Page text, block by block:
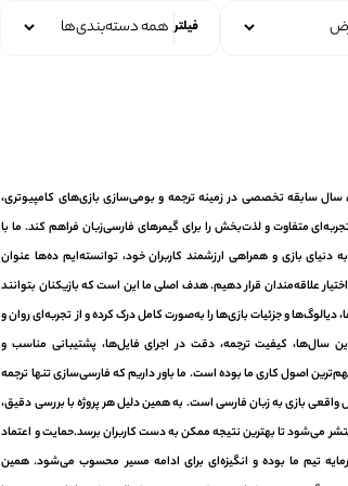
فیلتر
تیم فارسی‌ساز با بیش از ۵ سال سابقه تخصصی در زمینه ترجمه و بومی‌سازی بازی‌های کامپیوتری،
متفاوت و لذت‌بخش را برای گیمرهای فارسی‌زبان فراهم کند. ما با
دنیای بازی و همراهی ارزشمند کاربران خود، توانسته‌ایم ده‌ها عنوان
علاقه‌مندان قرار دهیم. هدف اصلی ما این است که بازیکنان بتوانند
دیالوگ‌ها و جزئیات بازی‌ها را به‌صورت کامل درک کرده و از تجربه‌ای روان و
سال‌ها، کیفیت ترجمه، دقت در اجرای فایل‌ها، پشتیبانی مناسب و
اصول کاری ما بوده است. ما باور داریم که فارسی‌سازی تنها ترجمه
بازی به زبان فارسی است. به همین دلیل هر پروژه با بررسی دقیق،
می‌شود تا بهترین نتیجه ممکن به دست کاربران برسد.حمایت و اعتماد
تیم ما بوده و انگیزه‌ای برای ادامه مسیر محسوب می‌شود. همین
The Last of Us Part I